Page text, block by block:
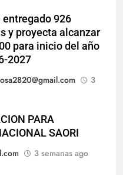
entregado 926
y proyecta alcanzar
para inicio del año
2027
3
PARA
SAORI
3 semanas ago